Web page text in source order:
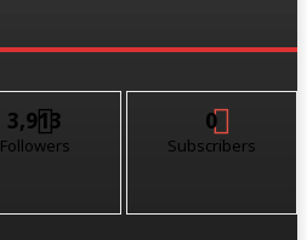
3,913
Followers
0
Subscribers